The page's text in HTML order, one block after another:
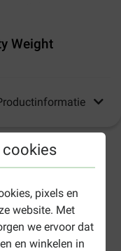
cookies
pixels en
website. Met
we ervoor dat
en winkelen in
Weight
anders aangegeven
Management
volwassen en
te verminderen en